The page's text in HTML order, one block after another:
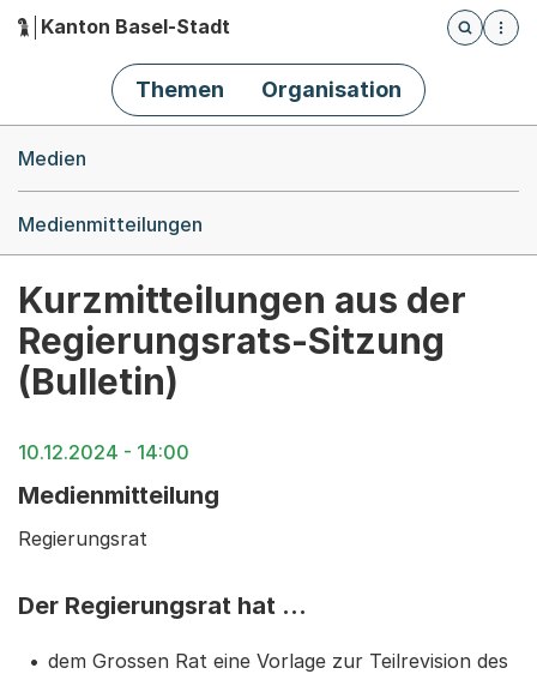
Hauptnavigation
Kanton Basel-Stadt
Öffnet
Themen Organisation
Medien
Medienmitteilungen
Kurzmitteilungen aus der
Regierungsrats-Sitzung
(Bulletin)
10.12.2024 - 14:00
Medienmitteilung
Regierungsrat
Der Regierungsrat hat …
dem Grossen Rat eine Vorlage zur Teilrevision des